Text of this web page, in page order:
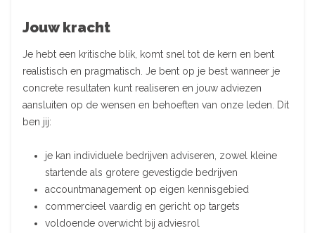
Jouw kracht
Je hebt een kritische blik, komt snel tot de kern en bent
realistisch en pragmatisch. Je bent op je best wanneer je
concrete resultaten kunt realiseren en jouw adviezen
aansluiten op de wensen en behoeften van onze leden. Dit
ben jij:
je kan individuele bedrijven adviseren, zowel kleine
startende als grotere gevestigde bedrijven
accountmanagement op eigen kennisgebied
commercieel vaardig en gericht op targets
voldoende overwicht bij adviesrol